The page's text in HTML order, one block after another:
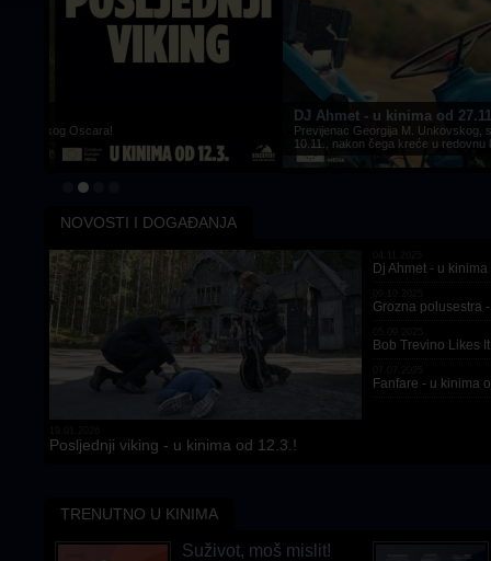
Previjenac Georgija M. Unkovskog, snimljen u koprodukciji s Hrvatskom,
10.11., nakon čega kreće u redovnu kino distribuciju diljem Hrvatske!
NOVOSTI I DOGAĐANJA
Posljednji viking - u kinima od 12.3.!
Dj Ahmet - u
Grozna polusestra
Bob Trevino Likes
Fanfare - u kinima
TRENUTNO U KINIMA
Suživot, moš mislit!